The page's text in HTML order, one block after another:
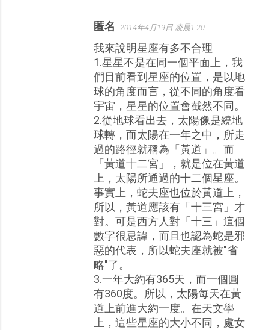
匿名 2014年4月19日 凌晨1:20
我來說明星座有多不合理
1.星星不是在同一個平面上，我
們目前看到星座的位置，是以地
球的角度而言，從不同的角度看
宇宙，星星的位置會截然不同。
2.從地球看出去，太陽像是繞地
球轉，而太陽在一年之中，所走
過的路徑就稱為「黃道」。而
「黃道十二宮」，就是位在黃道
上，太陽所通過的十二個星座。
事實上，蛇夫座也位於黃道上，
所以，黃道應該有「十三宮」才
對。可是西方人對「十三」這個
數字很忌諱，而且也認為蛇是邪
惡的代表，所以蛇夫座就被"省
略"了。
3.一年大約有365天，而一個圓
有360度。所以，太陽每天在黃
道上前進大約一度。在天文學
上，這些星座的大小不同，處女